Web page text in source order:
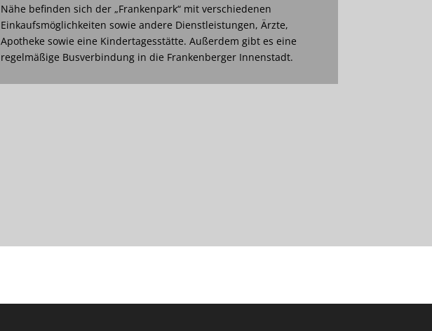
Nähe befinden sich der „Frankenpark“ mit verschiedenen
Einkaufsmöglichkeiten sowie andere Dienstleistungen, Ärzte,
Apotheke sowie eine Kindertagesstätte. Außerdem gibt es eine
regelmäßige Busverbindung in die Frankenberger Innenstadt.